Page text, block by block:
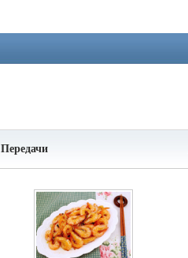
Передачи